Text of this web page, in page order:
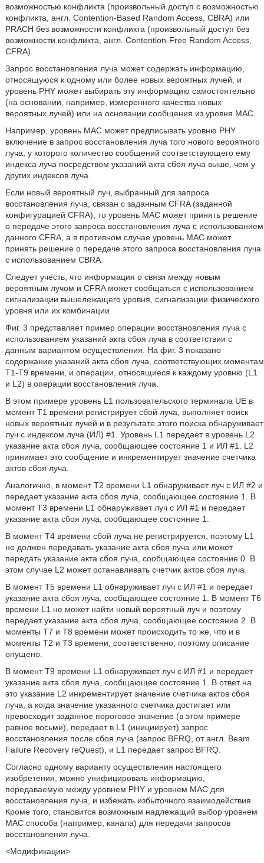
возможностью конфликта (произвольный доступ с возможностью
конфликта, англ. Contention-Based Random Access, CBRA) или
PRACH без возможности конфликта (произвольный доступ без
возможности конфликта, англ. Contention-Free Random Access,
CFRA).
Запрос восстановления луча может содержать информацию,
относящуюся к одному или более новых вероятных лучей, и
уровень PHY может выбирать эту информацию самостоятельно
(на основании, например, измеренного качества новых
вероятных лучей) или на основании сообщения из уровня MAC.
Например, уровень MAC может предписывать уровню PHY
включение в запрос восстановления луча того нового вероятного
луча, у которого количество сообщений соответствующего ему
индекса луча посредством указаний акта сбоя луча выше, чем у
других индексов луча.
Если новый вероятный луч, выбранный для запроса
восстановления луча, связан с заданным CFRA (заданной
конфигурацией CFRA), то уровень MAC может принять решение
о передаче этого запроса восстановления луча с использованием
данного CFRA, а в противном случае уровень MAC может
принять решение о передаче этого запроса восстановления луча
с использованием CBRA.
Следует учесть, что информация о связи между новым
вероятным лучом и CFRA может сообщаться с использованием
сигнализации вышележащего уровня, сигнализации физического
уровня или их комбинации.
Фиг. 3 представляет пример операции восстановления луча с
использованием указаний акта сбоя луча в соответствии с
данным вариантом осуществления. На фиг. 3 показано
содержание указаний акта сбоя луча, соответствующих моментам
Т1-Т9 времени, и операции, относящиеся к каждому уровню (L1
и L2) в операции восстановления луча.
В этом примере уровень L1 пользовательского терминала UE в
момент Т1 времени регистрирует сбой луча, выполняет поиск
новых вероятных лучей и в результате этого поиска обнаруживает
луч с индексом луча (ИЛ) #1. Уровень L1 передает в уровень L2
указание акта сбоя луча, сообщающее состояние 1 и ИЛ #1. L2
принимает это сообщение и инкрементирует значение счетчика
актов сбоя луча.
Аналогично, в момент Т2 времени L1 обнаруживает луч с ИЛ #2 и
передает указание акта сбоя луча, сообщающее состояние 1. В
момент Т3 времени L1 обнаруживает луч с ИЛ #1 и передает
указание акта сбоя луча, сообщающее состояние 1.
В момент Т4 времени сбой луча не регистрируется, поэтому L1
не должен передавать указание акта сбоя луча или может
передать указание акта сбоя луча, сообщающее состояние 0. В
этом случае L2 может останавливать счетчик актов сбоя луча.
В момент Т5 времени L1 обнаруживает луч с ИЛ #1 и передает
указание акта сбоя луча, сообщающее состояние 1. В момент Т6
времени L1 не может найти новый вероятный луч и поэтому
передает указание акта сбоя луча, сообщающее состояние 2. В
моменты Т7 и Т8 времени может происходить то же, что и в
моменты Т2 и Т3 времени, соответственно, поэтому описание
опущено.
В момент Т9 времени L1 обнаруживает луч с ИЛ #1 и передает
указание акта сбоя луча, сообщающее состояние 1. В ответ на
это указание L2 инкрементирует значение счетчика актов сбоя
луча, а когда значение указанного счетчика достигает или
превосходит заданное пороговое значение (в этом примере
равное восьми), передает в L1 (инициирует) запрос
восстановления после сбоя луча (запрос BFRQ, от англ. Beam
Failure Recovery reQuest), и L1 передает запрос BFRQ.
Согласно одному варианту осуществления настоящего
изобретения, можно унифицировать информацию,
передаваемую между уровнем PHY и уровнем MAC для
восстановления луча, и избежать избыточного взаимодействия.
Кроме того, становится возможным надлежащий выбор уровнем
MAC способа (например, канала) для передачи запросов
восстановления луча.
<Модификации>